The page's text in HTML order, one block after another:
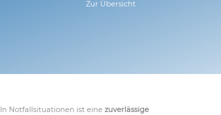
Zur Übersicht
In Notfallsituationen ist eine zuverlässige